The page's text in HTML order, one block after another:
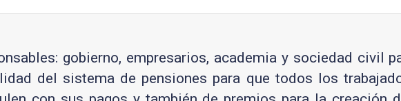
gobierno, empresarios, academia y sociedad civil
del sistema de pensiones para que todos los